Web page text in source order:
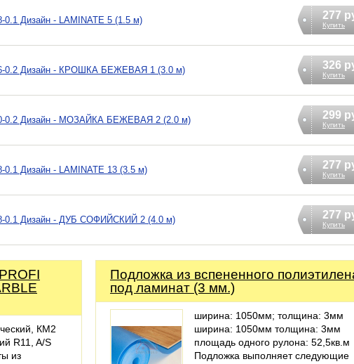
Дизайн - LAMINATE 5 (1.5 м) 277
Купить
0.2 Дизайн - КРОШКА БЕЖЕВАЯ 1 (3.0 м) 326
Купить
0.2 Дизайн - МОЗАЙКА БЕЖЕВАЯ 2 (2.0 м) 299
Купить
Дизайн - LAMINATE 13 (3.5 м) 277
Купить
0.1 Дизайн - ДУБ СОФИЙСКИЙ 2 (4.0 м) 277
Купить
КМ2
R11, A/S
из
Подложка из вспененного
под ламинат (3 мм.)
ширина: 1050мм; толщина: 3мм
ширина: 1050мм толщина: 3мм
площадь одного рулона: 52,5кв.м
Подложка выполняет следующие